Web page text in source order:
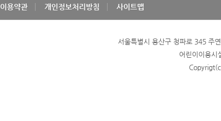
이용약관 개인정보처리방침 사이트맵
서울특별시 용산구 청파로 345
어린이이용시